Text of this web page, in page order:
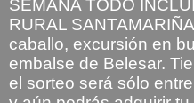
SEMANA TODO
RURAL
caballo, excursión en
embalse de Belesar.
el sorteo será sólo